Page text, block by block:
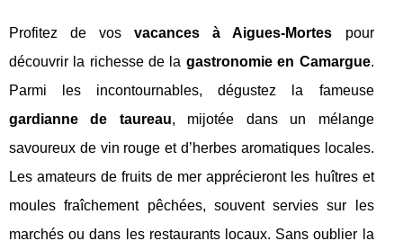
Profitez de vosvacances à Aigues-Mortes pour
découvrir la richesse de la gastronomie en Camargue.
Parmi les incontournables, dégustez la fameuse
gardianne de taureau, mijotée dans un mélange
savoureux de vin rouge et d’herbes aromatiques locales.
Les amateurs de fruits de mer apprécieront les huîtres et
moules fraîchement pêchées, souvent servies sur les
marchés ou dans les restaurants locaux. Sans oublier la